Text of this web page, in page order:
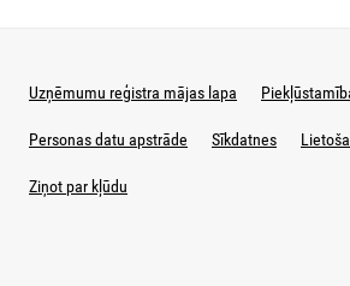
Uzņēmumu reģistra mājas lapa
Personas datu apstrāde Sīkdatnes
Ziņot par kļūdu